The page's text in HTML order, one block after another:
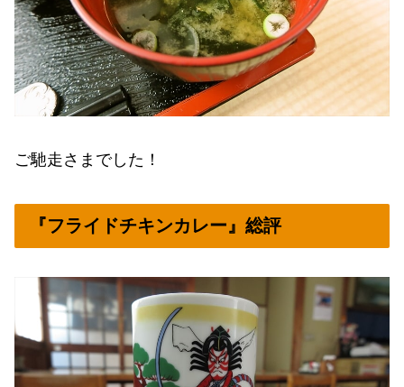
ご馳走さまでした！
『フライドチキンカレー』総評